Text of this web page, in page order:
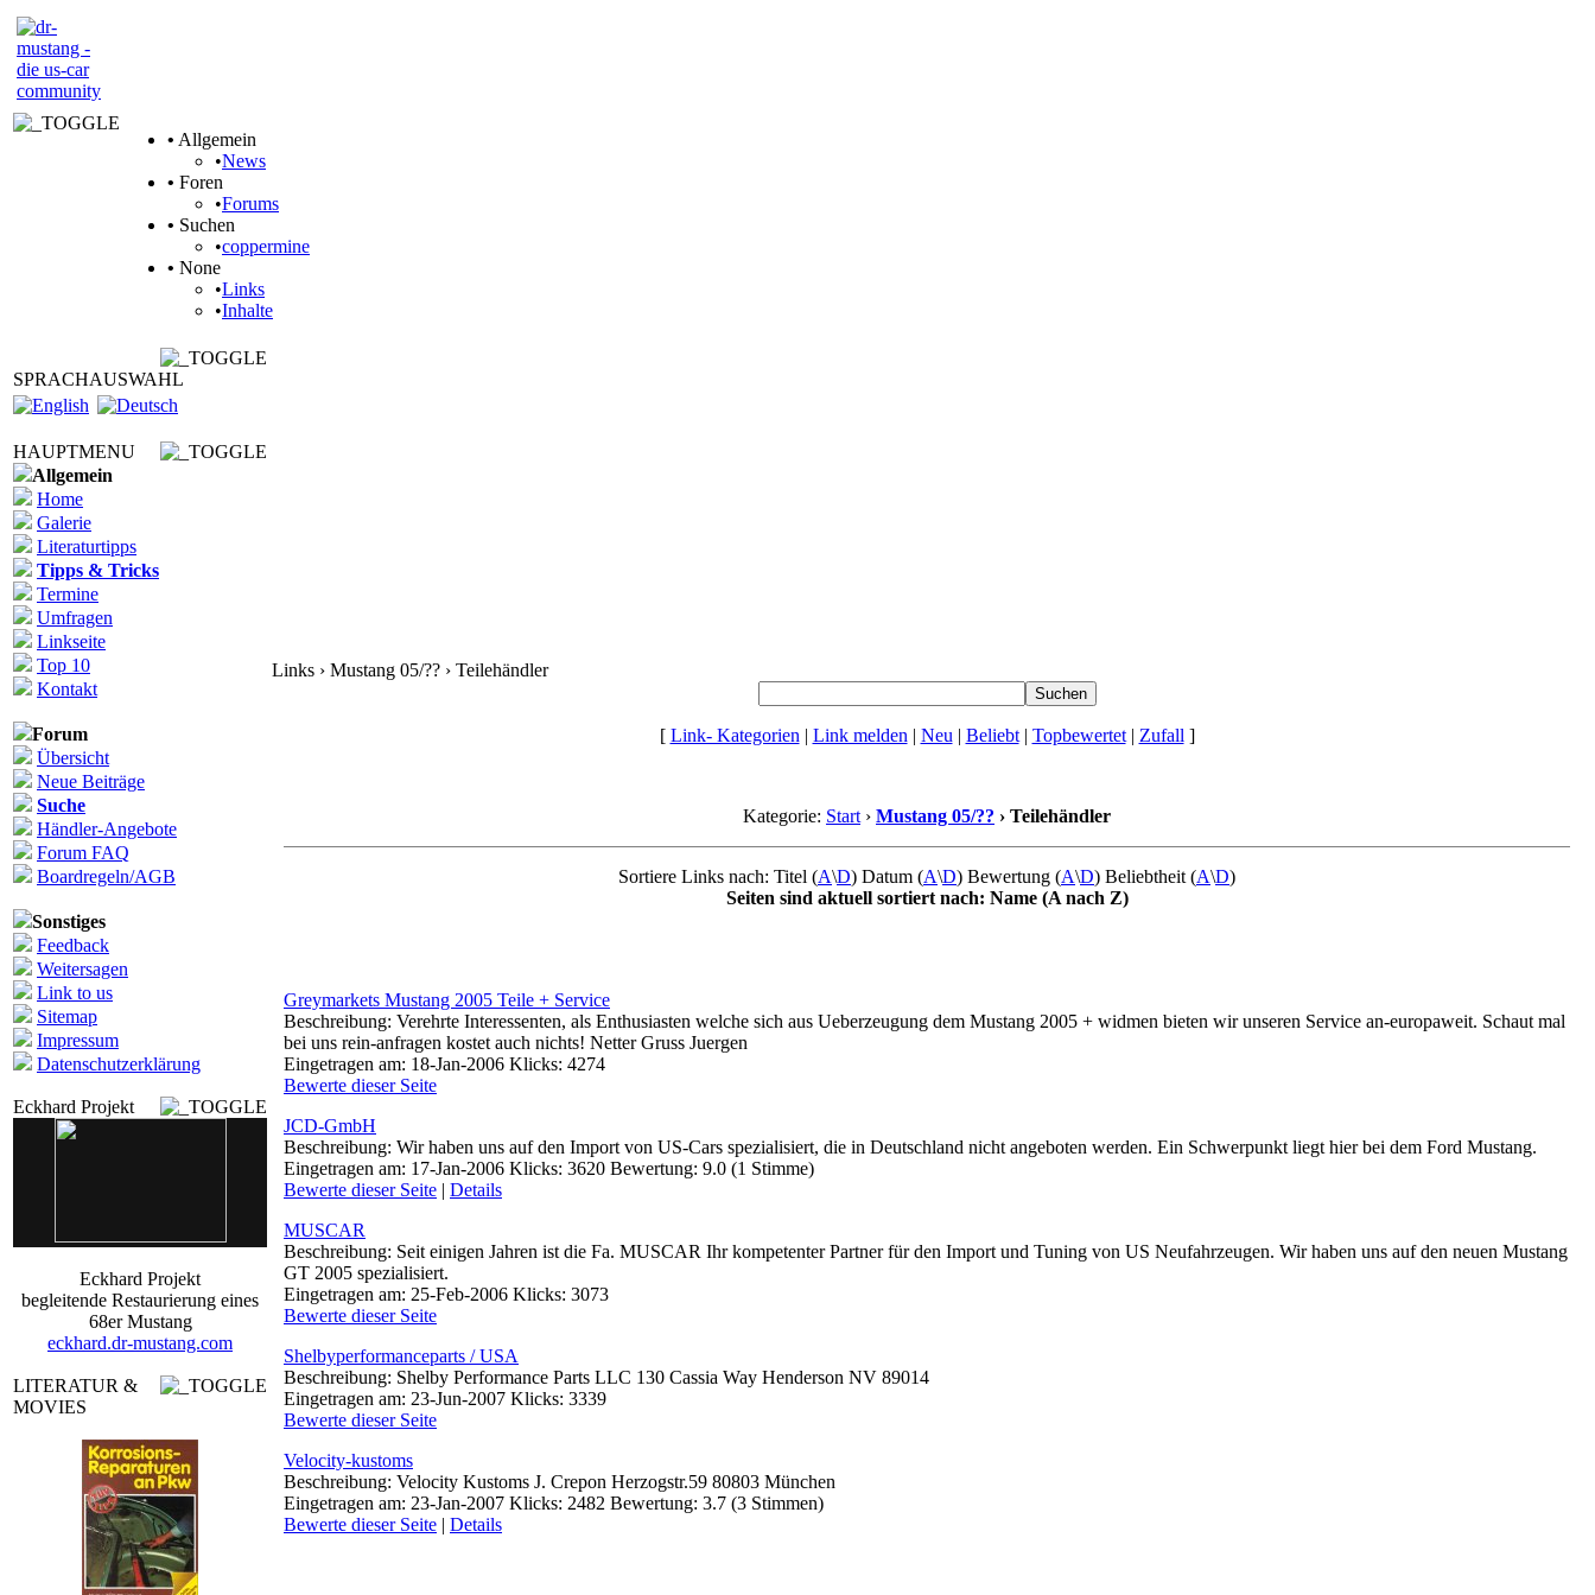
• Allgemein
•News
• Foren
•Forums
• Suchen
•coppermine
• None
•Links
•Inhalte
SPRACHAUSWAHL
HAUPTMENU
Allgemein
Home
Galerie
Literaturtipps
Tipps & Tricks
Termine
Umfragen
Linkseite
Top 10
Kontakt
Forum
Übersicht
Neue Beiträge
Suche
Händler-Angebote
Forum FAQ
Boardregeln/AGB
Sonstiges
Feedback
Weitersagen
Link to us
Sitemap
Impressum
Datenschutzerklärung
Eckhard Projekt
Eckhard Projekt
begleitende Restaurierung eines
68er Mustang
eckhard.dr-mustang.com
LITERATUR &
MOVIES
Links › Mustang 05/?? › Teilehändler
[ Link- Kategorien | Link melden | Neu | Beliebt| Topbewertet| Zufall ]
Kategorie: Start › Mustang 05/?? › Teilehändler
Sortiere Links nach: Titel (A\D) Datum (A\D) Bewertung (A\D) Beliebtheit (A\D)
Seiten sind aktuell sortiert nach: Name (A nach Z)
Greymarkets Mustang 2005 Teile + Service
Beschreibung: Verehrte Interessenten, als Enthusiasten welche sich aus Ueberzeugung dem Mustang 2005 + widmen bieten wir unseren Service an-europaweit. Schaut mal
bei uns rein-anfragen kostet auch nichts! Netter Gruss Juergen
Eingetragen am: 18-Jan-2006 Klicks: 4274
Bewerte dieser Seite
JCD-GmbH
Beschreibung: Wir haben uns auf den Import von US-Cars spezialisiert, die in Deutschland nicht angeboten werden. Ein Schwerpunkt liegt hier bei dem Ford Mustang.
Eingetragen am: 17-Jan-2006 Klicks: 3620 Bewertung: 9.0 (1 Stimme)
Bewerte dieser Seite | Details
MUSCAR
Beschreibung: Seit einigen Jahren ist die Fa. MUSCAR Ihr kompetenter Partner für den Import und Tuning von US Neufahrzeugen. Wir haben uns auf den neuen Mustang
GT 2005 spezialisiert.
Eingetragen am: 25-Feb-2006 Klicks: 3073
Bewerte dieser Seite
Shelbyperformanceparts / USA
Beschreibung: Shelby Performance Parts LLC 130 Cassia Way Henderson NV 89014
Eingetragen am: 23-Jun-2007 Klicks: 3339
Bewerte dieser Seite
Velocity-kustoms
Beschreibung: Velocity Kustoms J. Crepon Herzogstr.59 80803 München
Eingetragen am: 23-Jan-2007 Klicks: 2482 Bewertung: 3.7 (3 Stimmen)
Bewerte dieser Seite | Details